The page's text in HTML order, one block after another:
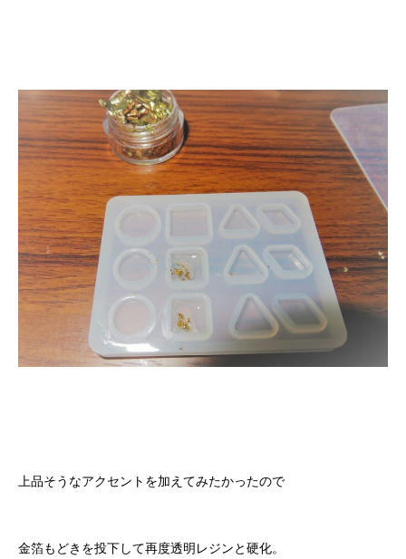
上品そうなアクセントを加えてみたかったので
金箔もどきを投下して再度透明レジンと硬化。